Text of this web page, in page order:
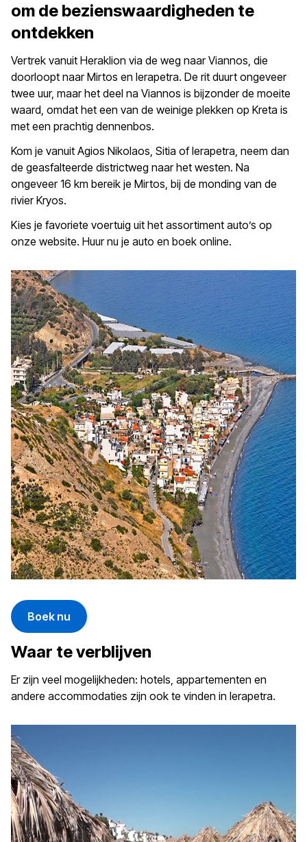
om de bezienswaardigheden te
ontdekken
Vertrek vanuit Heraklion via de weg naar Viannos, die
doorloopt naar Mirtos en Ierapetra. De rit duurt ongeveer
twee uur, maar het deel na Viannos is bijzonder de moeite
waard, omdat het een van de weinige plekken op Kreta is
met een prachtig dennenbos.
Kom je vanuit Agios Nikolaos, Sitia of Ierapetra, neem dan
de geasfalteerde districtweg naar het westen. Na
ongeveer 16 km bereik je Mirtos, bij de monding van de
rivier Kryos.
Kies je favoriete voertuig uit het assortiment auto’s op
onze website. Huur nu je auto en boek online.
Boek nu
Waar te verblijven
Er zijn veel mogelijkheden: hotels, appartementen en
andere accommodaties zijn ook te vinden in Ierapetra.